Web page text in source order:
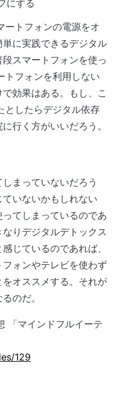
にする
ートフォンの電源をオ
に実践できるデジタル
スマートフォンを使っ
トフォンを利用しない
効果はある。もし、こ
としたらデジタル依存
行く方がいいだろう。
まっていないだろう
いないかもしれない
てしまっているのであ
りデジタルデトックス
じているのであれば、
ォンやテレビを使わず
オススメする。それが
のだ。
「マインドフルイーテ
129